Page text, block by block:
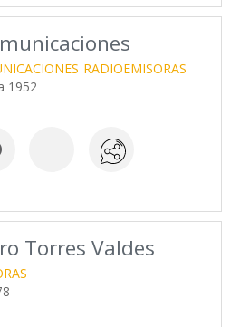
RADIOEMISORAS
1952
Torres Valdes